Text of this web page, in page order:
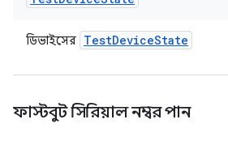
ডিভাইসের TestDeviceState
ফাস্টবুট সিরিয়াল নম্বর পান